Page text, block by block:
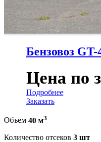
Бензовоз GT-
Цена по
Подробнее
Заказать
Объем 40 м3
Количество отсеков 3 шт